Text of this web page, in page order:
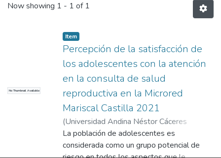
Now showing 1 - 1 of 1
No Thumbnail Available
Item
Percepción de la satisfacción de
los adolescentes con la atención
en la consulta de salud
reproductiva en la Microred
Mariscal Castilla 2021
(Universidad Andina Néstor Cáceres
Velásquez,2023)Linares Linares, Katiusca
María
La población de adolescentes es
considerada como un grupo potencial de